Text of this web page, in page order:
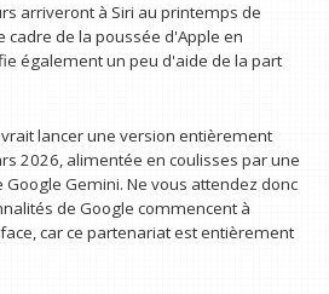
arriveront à Siri au printemps de
cadre de la poussée d'Apple en
également un peu d'aide de la part
lancer une version entièrement
2026, alimentée en coulisses par une
Gemini. Ne vous attendez donc
de Google commencent à
car ce partenariat est entièrement